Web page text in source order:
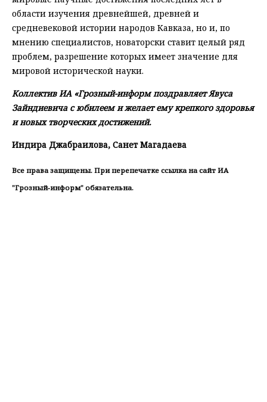
области изучения древнейшей, древней и
средневековой истории народов Кавказа, но и, по
мнению специалистов, новаторски ставит целый ряд
проблем, разрешение которых имеет значение для
мировой исторической науки.
Коллектив ИА «Грозный-информ поздравляет Явуса
Зайндиевича с юбилеем и желает ему крепкого здоровья
и новых творческих достижений.
Индира Джабраилова, Санет Магадаева
Все права защищены. При перепечатке ссылка на сайт ИА
"Грозный-информ" обязательна.